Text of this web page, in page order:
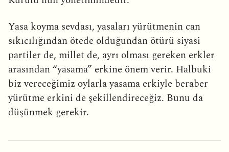
Yasa koyma sevdası, yasaları yürütmenin can
sıkıcılığından ötede olduğundan ötürü siyasi
partiler de, millet de, ayrı olması gereken erkler
arasından “yasama” erkine önem verir. Halbuki
biz vereceğimiz oylarla yasama erkiyle beraber
yürütme erkini de şekillendireceğiz. Bunu da
düşünmek gerekir.